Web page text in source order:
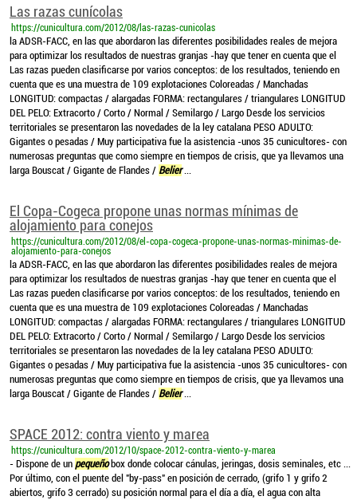
Las razas cunícolas
https://cunicultura.com/2012/08/las-razas-cunicolas
la ADSR-FACC, en las que abordaron las diferentes posibilidades reales de mejora
para optimizar los resultados de nuestras granjas -hay que tener en cuenta que el
Las razas pueden clasificarse por varios conceptos: de los resultados, teniendo en
cuenta que es una muestra de 109 explotaciones Coloreadas / Manchadas
LONGITUD: compactas / alargadas FORMA: rectangulares / triangulares LONGITUD
DEL PELO: Extracorto / Corto / Normal / Semilargo / Largo Desde los servicios
territoriales se presentaron las novedades de la ley catalana PESO ADULTO:
Gigantes o pesadas / Muy participativa fue la asistencia -unos 35 cunicultores- con
numerosas preguntas que como siempre en tiempos de crisis, que ya llevamos una
larga Bouscat / Gigante de Flandes / Belier...
El Copa-Cogeca propone unas normas mínimas de
alojamiento para conejos
https://cunicultura.com/2012/08/el-copa-cogeca-propone-unas-normas-minimas-de-
alojamiento-para-conejos
la ADSR-FACC, en las que abordaron las diferentes posibilidades reales de mejora
para optimizar los resultados de nuestras granjas -hay que tener en cuenta que el
Las razas pueden clasificarse por varios conceptos: de los resultados, teniendo en
cuenta que es una muestra de 109 explotaciones Coloreadas / Manchadas
LONGITUD: compactas / alargadas FORMA: rectangulares / triangulares LONGITUD
DEL PELO: Extracorto / Corto / Normal / Semilargo / Largo Desde los servicios
territoriales se presentaron las novedades de la ley catalana PESO ADULTO:
Gigantes o pesadas / Muy participativa fue la asistencia -unos 35 cunicultores- con
numerosas preguntas que como siempre en tiempos de crisis, que ya llevamos una
larga Bouscat / Gigante de Flandes / Belier...
SPACE 2012: contra viento y marea
https://cunicultura.com/2012/10/space-2012-contra-viento-y-marea
- Dispone de un pequeñobox donde colocar cánulas, jeringas, dosis seminales, etc ...
Por último, con el puente del "by-pass" en posición de cerrado, (grifo 1 y grifo 2
abiertos, grifo 3 cerrado) su posición normal para el día a día, el agua con alta